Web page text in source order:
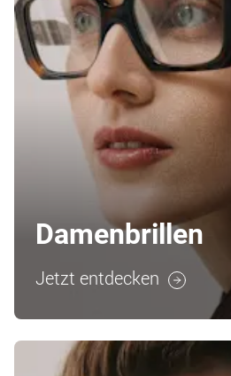
Damenbrillen
Jetzt entdecken